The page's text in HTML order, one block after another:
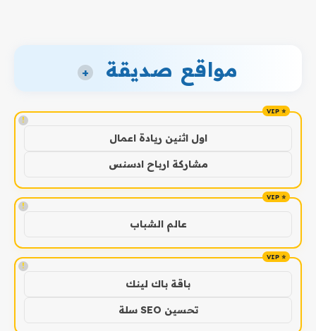
مواقع صديقة +
!
اول اثنين ريادة اعمال
مشاركة ارباح ادسنس
!
عالم الشباب
!
باقة باك لينك
تحسين SEO سلة